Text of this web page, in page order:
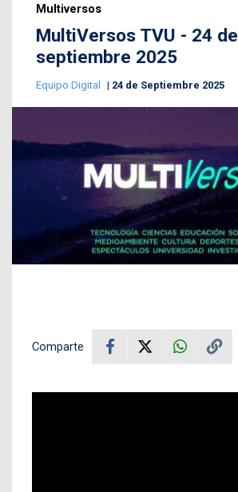
Multiversos
MultiVersos TVU - 24 de
septiembre 2025
Equipo Digital 24 de Septiembre 2025
Comparte